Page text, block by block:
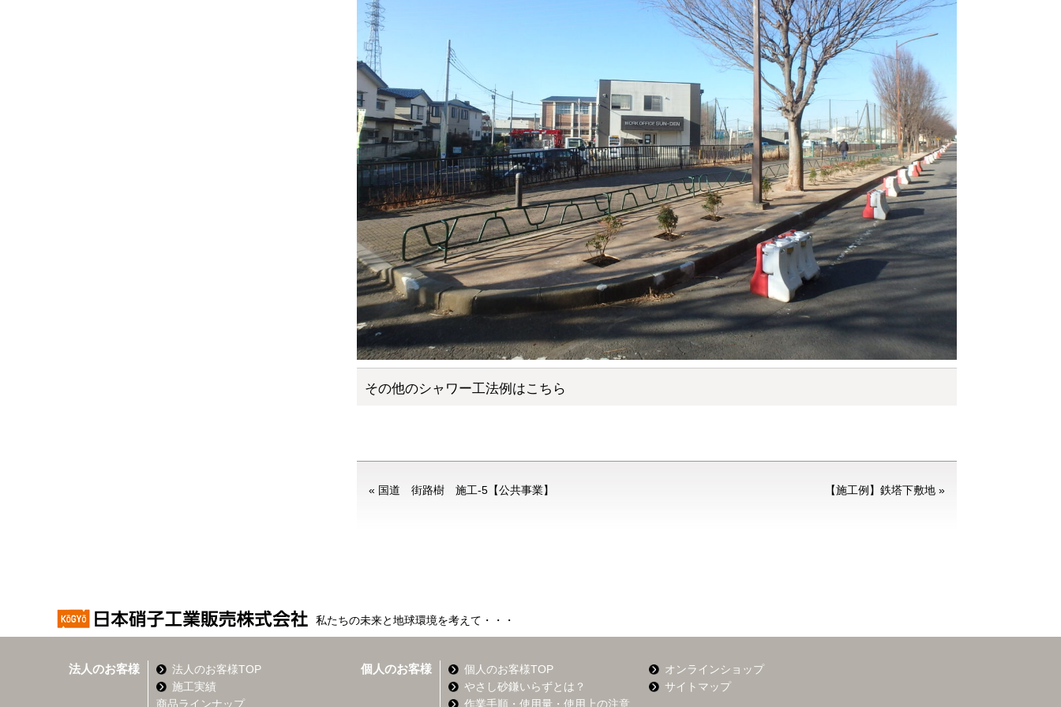
その他のシャワー工法例はこちら
« 国道 街路樹 施工-5【公共事業】 【施工例】鉄塔下敷地 »
私たちの未来と地球環境を考えて・・・
法人のお客様
法人のお客様TOP
施工実績
商品ラインナップ
個人のお客様
個人のお客様TOP
やさし砂鎌いらずとは？
作業手順・使用量・使用上の注意
オンラインショップ
サイトマップ